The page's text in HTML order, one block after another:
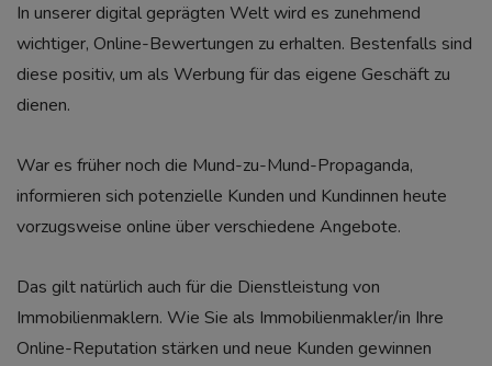
In unserer digital geprägten Welt wird es zunehmend
wichtiger, Online-Bewertungen zu erhalten. Bestenfalls sind
diese positiv, um als Werbung für das eigene Geschäft zu
dienen.
War es früher noch die Mund-zu-Mund-Propaganda,
informieren sich potenzielle Kunden und Kundinnen heute
vorzugsweise online über verschiedene Angebote.
Das gilt natürlich auch für die Dienstleistung von
Immobilienmaklern. Wie Sie als Immobilienmakler/in Ihre
Online-Reputation stärken und neue Kunden gewinnen